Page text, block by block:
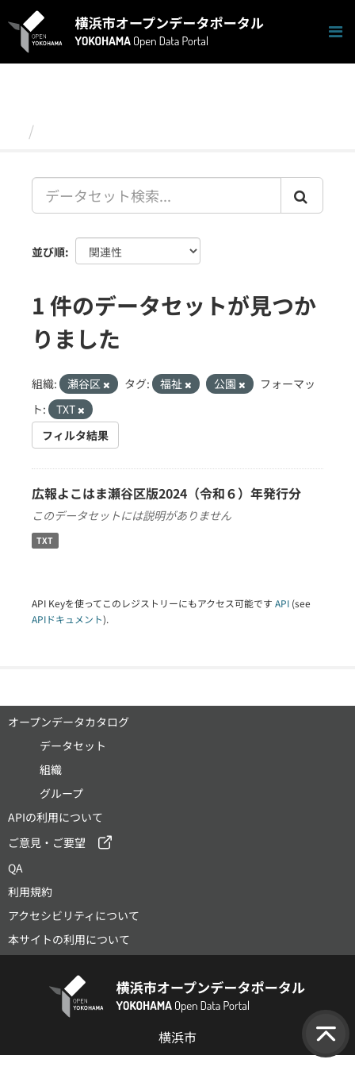
キ
並び順
1 件のデータセットが見つか
りました
組織: 瀬谷区 タグ: 福祉 公園
フォーマッ
ト:
TXT
フィルタ結果
広報よこはま瀬谷区版2024（令和６）年発行分
このデータセットには説明がありません
TXT
API Keyを使ってこのレジストリーにもアクセス可能です API (see
APIドキュメント).
オープンデータカタログ
データセット
組織
グループ
APIの利用について
ご意見・ご要望
QA
利用規約
アクセシビリティについて
本サイトの利用について
横浜市